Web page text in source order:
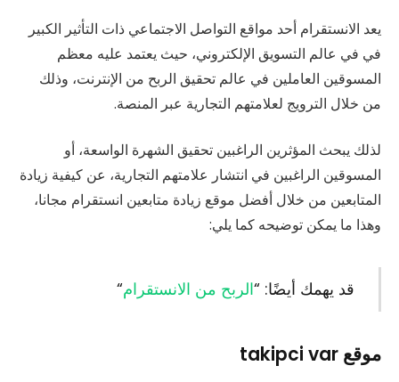
يعد الانستقرام أحد مواقع التواصل الاجتماعي ذات التأثير الكبير
في في عالم التسويق الإلكتروني، حيث يعتمد عليه معظم
المسوقين العاملين في عالم تحقيق الربح من الإنترنت، وذلك
من خلال الترويج لعلامتهم التجارية عبر المنصة.
لذلك يبحث المؤثرين الراغبين تحقيق الشهرة الواسعة، أو
المسوقين الراغبين في انتشار علامتهم التجارية، عن كيفية زيادة
المتابعين من خلال أفضل موقع زيادة متابعين انستقرام مجانا،
وهذا ما يمكن توضيحه كما يلي:
قد يهمك أيضًا: “الربح من الانستقرام“
موقع takipci var